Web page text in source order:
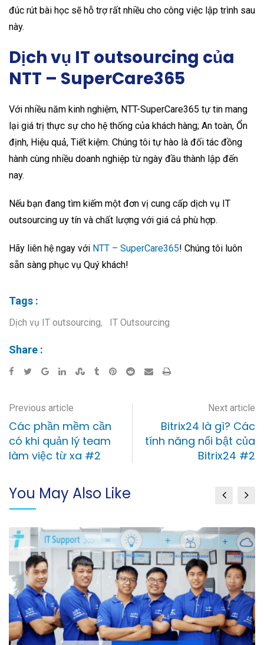
đúc rút bài học sẽ hỗ trợ rất nhiều cho công việc lập trình sau
này.
Dịch vụ IT outsourcing của
NTT – SuperCare365
Với nhiều năm kinh nghiệm, NTT-SuperCare365 tự tin mang
lại giá trị thực sự cho hệ thống của khách hàng; An toàn, Ổn
định, Hiệu quả, Tiết kiệm. Chúng tôi tự hào là đối tác đồng
hành cùng nhiều doanh nghiệp từ ngày đầu thành lập đến
nay.
Nếu bạn đang tìm kiếm một đơn vị cung cấp dịch vụ IT
outsourcing uy tín và chất lượng với giá cả phù hợp.
Hãy liên hệ ngay với NTT – SuperCare365! Chúng tôi luôn
sẵn sàng phục vụ Quý khách!
Tags :
Dịch vụ IT outsourcing, IT Outsourcing
Share :
Previous article
Các phần mềm cần
có khi quản lý team
làm việc từ xa #2
Next article
Bitrix24 là gì? Các
tính năng nổi bật của
Bitrix24 #2
You May Also Like